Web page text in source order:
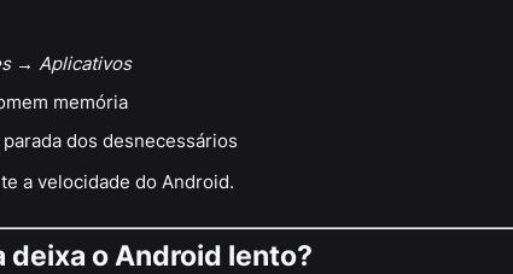
→ Aplicativos
memória
dos desnecessários
a velocidade do Android.
deixa o Android lento?